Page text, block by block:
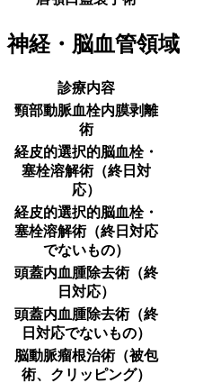
神経・脳血管領域
診療内容
頸部動脈血栓内膜剥離
術
経皮的選択的脳血栓・
塞栓溶解術（終日対
応）
経皮的選択的脳血栓・
塞栓溶解術（終日対応
でないもの）
頭蓋内血腫除去術（終
日対応）
頭蓋内血腫除去術（終
日対応でないもの）
脳動脈瘤根治術（被包
術、クリッピング）